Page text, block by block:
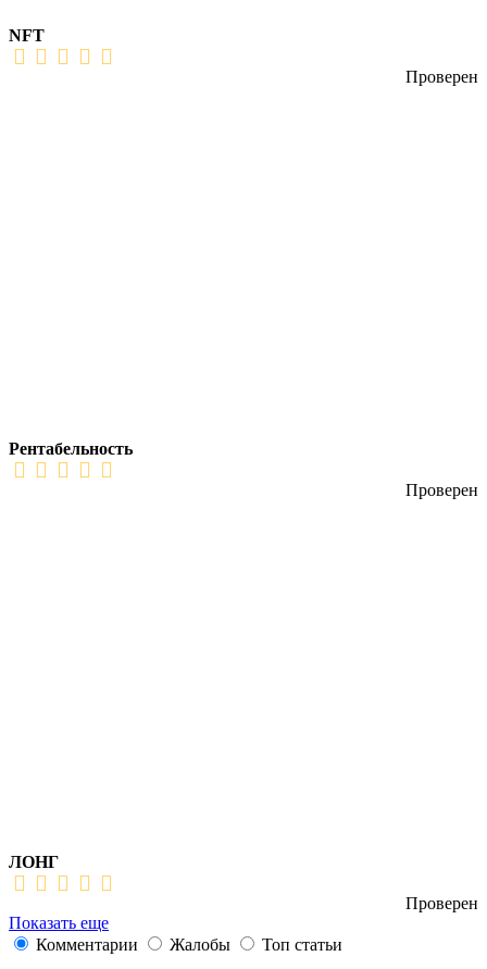
NFT
Проверен
Рентабельность
Проверен
ЛОНГ
Проверен
Показать еще
Комментарии
Жалобы Топ статьи